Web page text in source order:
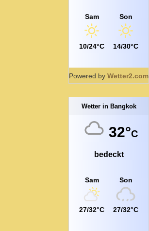
Sam
10/24°C
Son
14/30°C
Powered by Wetter2.com
Wetter in Bangkok
32°C
bedeckt
Sam
27/32°C
Son
27/32°C